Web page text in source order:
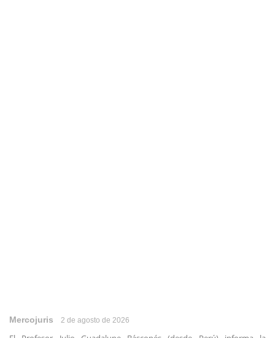
Mercojuris 2 de agosto de 2026